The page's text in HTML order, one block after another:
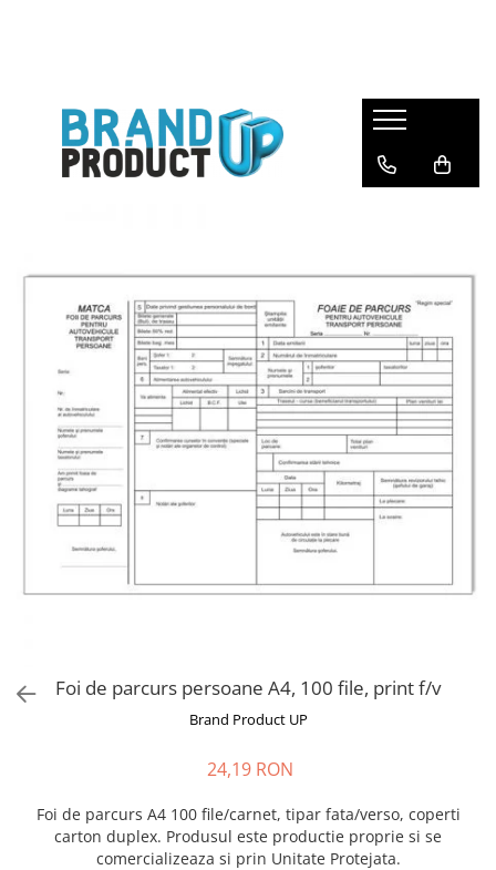
Agende, calendare si plannere
Birotica si Papetarie
Saci menajeri
Foi de parcurs persoane A4, 100 file, print f/v
Brand Product UP
24,19 RON
Foi de parcurs A4 100 file/carnet, tipar fata/verso, coperti
carton duplex. Produsul este productie proprie si se
comercializeaza si prin Unitate Protejata.